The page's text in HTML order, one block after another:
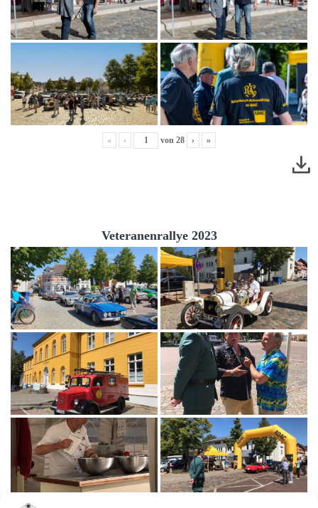
« ‹ von 28 › »
Veteranenrallye 2023